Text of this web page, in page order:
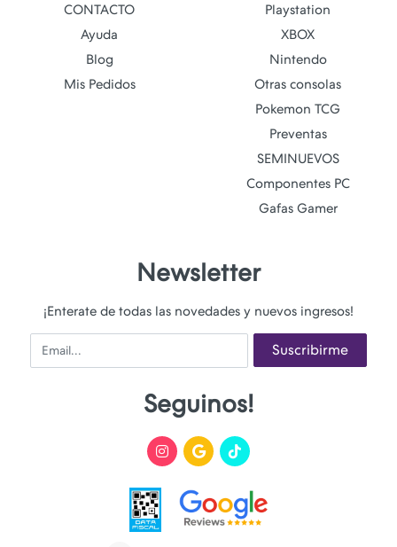
CONTACTO
Ayuda
Blog
Mis Pedidos
Playstation
XBOX
Nintendo
Otras consolas
Pokemon TCG
Preventas
SEMINUEVOS
Componentes PC
Gafas Gamer
Newsletter
¡Enterate de todas las novedades y nuevos ingresos!
Email Suscribirme
Seguinos!